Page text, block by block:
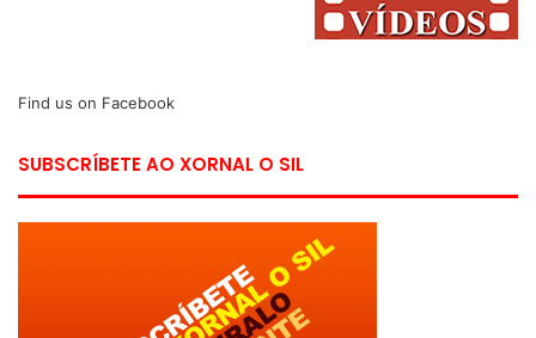
Find us on Facebook
SUBSCRÍBETE AO XORNAL O SIL